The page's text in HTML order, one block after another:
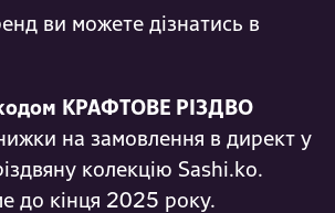
ви можете дізнатись в
КРАФТОВЕ РІЗДВО
на замовлення в директ у
іздвяну колекцію Sashi.ko.
до кінця 2025 року.